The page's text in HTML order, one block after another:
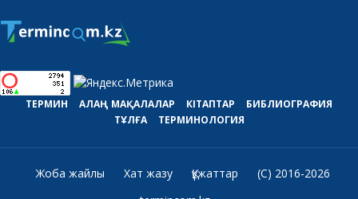
ТЕРМИН АЛАҢ МАҚАЛАЛАР КІТАПТАР
БИБЛИОГРАФИЯ
ТҰЛҒА
ТЕРМИНОЛОГИЯ
Жоба жайлы Хат жазу Құжаттар
(C) 2016-2026